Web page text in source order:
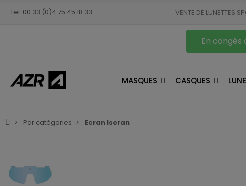
Tel: 00 33 (0)4 75 45 18 33 VENTE DE LUNETTES
En congés
MASQUES CASQUES
Par catégories Ecran Iseran